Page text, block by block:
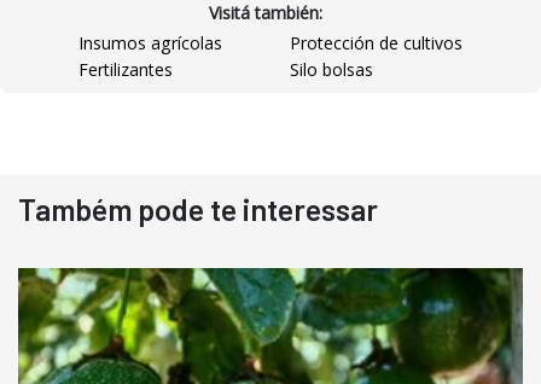
Pá Carregadeira Cat 966
Ano 1987
R$ 145.000
Visitá también:
Insumos agrícolas
Protección de cultivos
Fertilizantes
Silo bolsas
Também pode te interessar